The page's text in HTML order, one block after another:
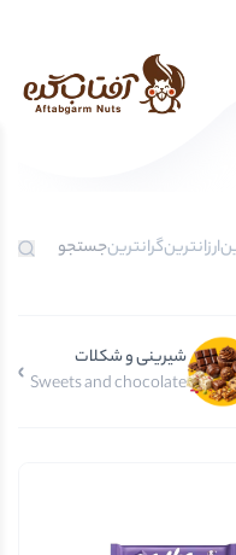
ارزانترینگرانترین
شیرینی و شکلات
Sweets and chocolate